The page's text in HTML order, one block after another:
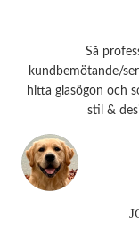
Så
kundbemötande/
hitta glasögon och
stil &